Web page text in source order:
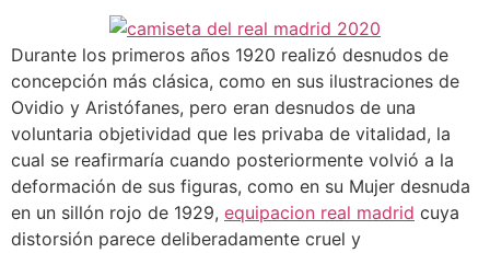
Durante los primeros años 1920 realizó desnudos de
concepción más clásica, como en sus ilustraciones de
Ovidio y Aristófanes, pero eran desnudos de una
voluntaria objetividad que les privaba de vitalidad, la
cual se reafirmaría cuando posteriormente volvió a la
deformación de sus figuras, como en su Mujer desnuda
en un sillón rojo de 1929, equipacion real madrid cuya
distorsión parece deliberadamente cruel y